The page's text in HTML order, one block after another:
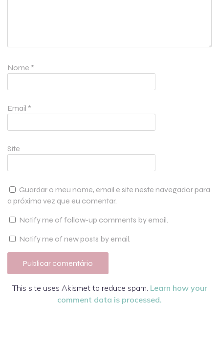
Nome *
Email *
Site
Guardar o meu nome, email e site neste navegador para
a próxima vez que eu comentar.
Notify me of follow-up comments by email.
Notify me of new posts by email.
This site uses Akismet to reduce spam. Learn how your
comment data is processed.